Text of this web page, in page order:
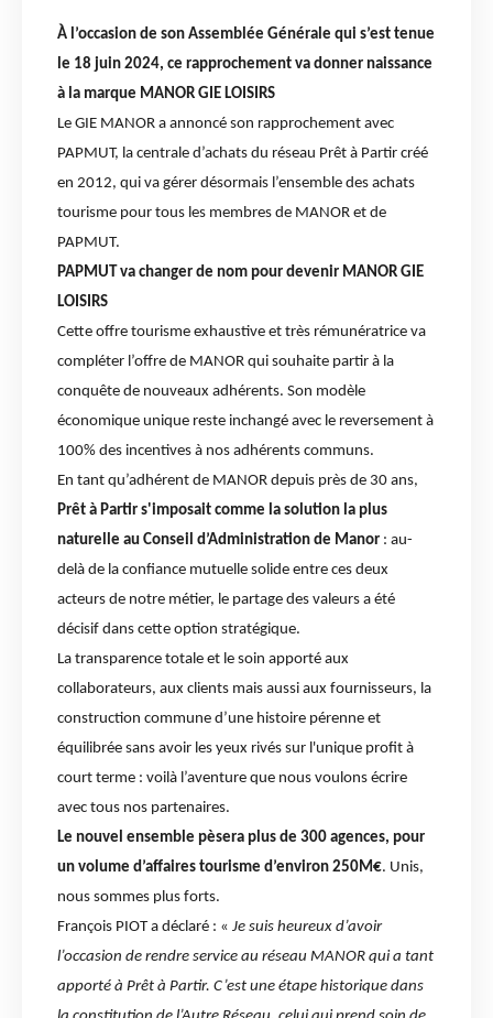
À l’occasion de son Assemblée Générale qui s’est tenue
le 18 juin 2024, ce rapprochement va donner naissance
à la marque MANOR GIE LOISIRS
Le GIE MANOR a annoncé son rapprochement avec
PAPMUT, la centrale d’achats du réseau Prêt à Partir créé
en 2012, qui va gérer désormais l’ensemble des achats
tourisme pour tous les membres de MANOR et de
PAPMUT.
PAPMUT va changer de nom pour devenir MANOR GIE
LOISIRS
Cette offre tourisme exhaustive et très rémunératrice va
compléter l’offre de MANOR qui souhaite partir à la
conquête de nouveaux adhérents. Son modèle
économique unique reste inchangé avec le reversement à
100% des incentives à nos adhérents communs.
En tant qu’adhérent de MANOR depuis près de 30 ans,
Prêt à Partir s'imposait comme la solution la plus
naturelle au Conseil d’Administration de Manor : au-
delà de la confiance mutuelle solide entre ces deux
acteurs de notre métier, le partage des valeurs a été
décisif dans cette option stratégique.
La transparence totale et le soin apporté aux
collaborateurs, aux clients mais aussi aux fournisseurs, la
construction commune d’une histoire pérenne et
équilibrée sans avoir les yeux rivés sur l'unique profit à
court terme : voilà l’aventure que nous voulons écrire
avec tous nos partenaires.
Le nouvel ensemble pèsera plus de 300 agences, pour
un volume d’affaires tourisme d’environ 250M€. Unis,
nous sommes plus forts.
François PIOT a déclaré : « Je suis heureux d’avoir
l’occasion de rendre service au réseau MANOR qui a tant
apporté à Prêt à Partir. C’est une étape historique dans